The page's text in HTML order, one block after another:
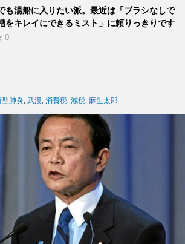
も湯船に入りたい派。最近は「ブラシなしで
をキレイにできるミスト」に頼りっきりです
0
型肺炎 武漢 消費税 減税 麻生太郎